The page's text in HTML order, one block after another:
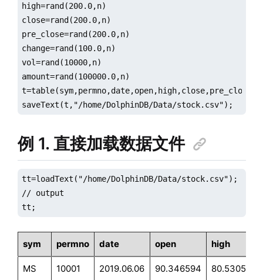
high=rand(200.0,n)
close=rand(200.0,n)
pre_close=rand(200.0,n)
change=rand(100.0,n)
vol=rand(10000,n)
amount=rand(100000.0,n)
saveText(t,"/home/DolphinDB/Data/stock.csv");
例 1. 直接加载数据文件
tt=loadText("/home/DolphinDB/Data/stock.csv");
// output
tt;
sym permno date open high
MS 10001 2019.06.06 90.346594 80.530542